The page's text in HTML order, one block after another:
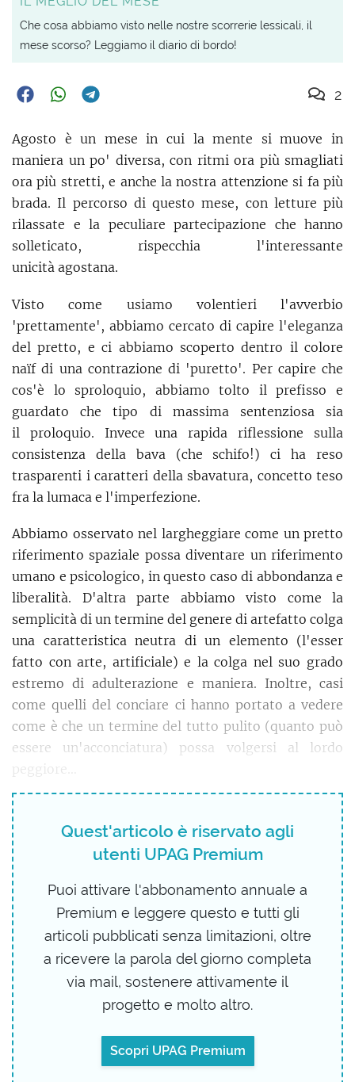
Agosto è un mese in cui la mente si muove in
maniera un po' diversa, con ritmi ora più smagliati
ora più stretti, e anche la nostra attenzione si fa più
brada. Il percorso di questo mese, con letture più
rilassate e la peculiare partecipazione che hanno
solleticato, rispecchia l'interessante
unicità agostana.
Visto come usiamo volentieri l'avverbio
'prettamente', abbiamo cercato di capire l'eleganza
del pretto, e ci abbiamo scoperto dentro il colore
naïf di una contrazione di 'puretto'. Per capire che
cos'è lo sproloquio, abbiamo tolto il prefisso e
guardato che tipo di massima sentenziosa sia
il proloquio. Invece una rapida riflessione sulla
consistenza della bava (che schifo!) ci ha reso
trasparenti i caratteri della sbavatura, concetto teso
fra la lumaca e l'imperfezione.
Abbiamo osservato nel largheggiare come un pretto
riferimento spaziale possa diventare un riferimento
umano e psicologico, in questo caso di abbondanza e
liberalità. D'altra parte abbiamo visto come la
semplicità di un termine del genere di artefatto colga
una caratteristica neutra di un elemento (l'esser
fatto con arte, artificiale) e la colga nel suo grado
estremo di adulterazione e maniera. Inoltre, casi
come quelli del conciare ci hanno portato a vedere
come è che un termine del tutto pulito (quanto può
essere un'acconciatura) possa volgersi al lordo
peggiore…
Quest'articolo è riservato agli
utenti UPAG Premium
Puoi attivare l'abbonamento annuale a
Premium e leggere questo e tutti gli
articoli pubblicati senza limitazioni, oltre
a ricevere la parola del giorno completa
via mail, sostenere attivamente il
progetto e molto altro.
Scopri UPAG Premium
Che cosa abbiamo visto nelle nostre scorrerie lessicali, il
mese scorso? Leggiamo il diario di bordo!
2